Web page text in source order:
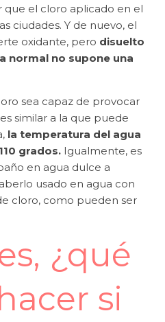
que el cloro aplicado en el
ciudades. Y de nuevo, el
oxidante, pero disuelto
normal no supone una
sea capaz de provocar
similar a la que puede
la temperatura del agua
grados. Igualmente, es
en agua dulce a
usado en agua con
cloro, como pueden ser
¿qué
si